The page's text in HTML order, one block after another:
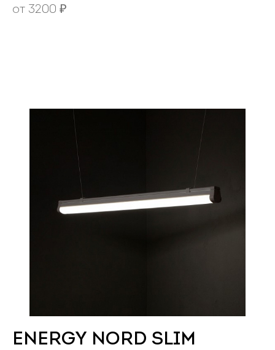
от 3200 ₽
ENERGY NORD SLIM